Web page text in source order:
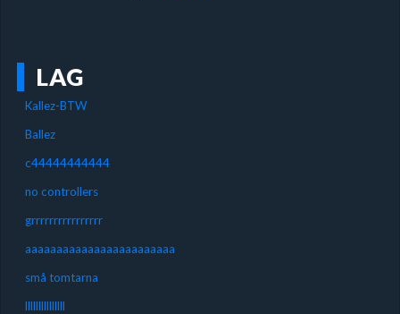
LAG
Kallez-BTW
Ballez
c44444444444
no controllers
grrrrrrrrrrrrrrrr
aaaaaaaaaaaaaaaaaaaaaaaa
små tomtarna
lllllllllllllll